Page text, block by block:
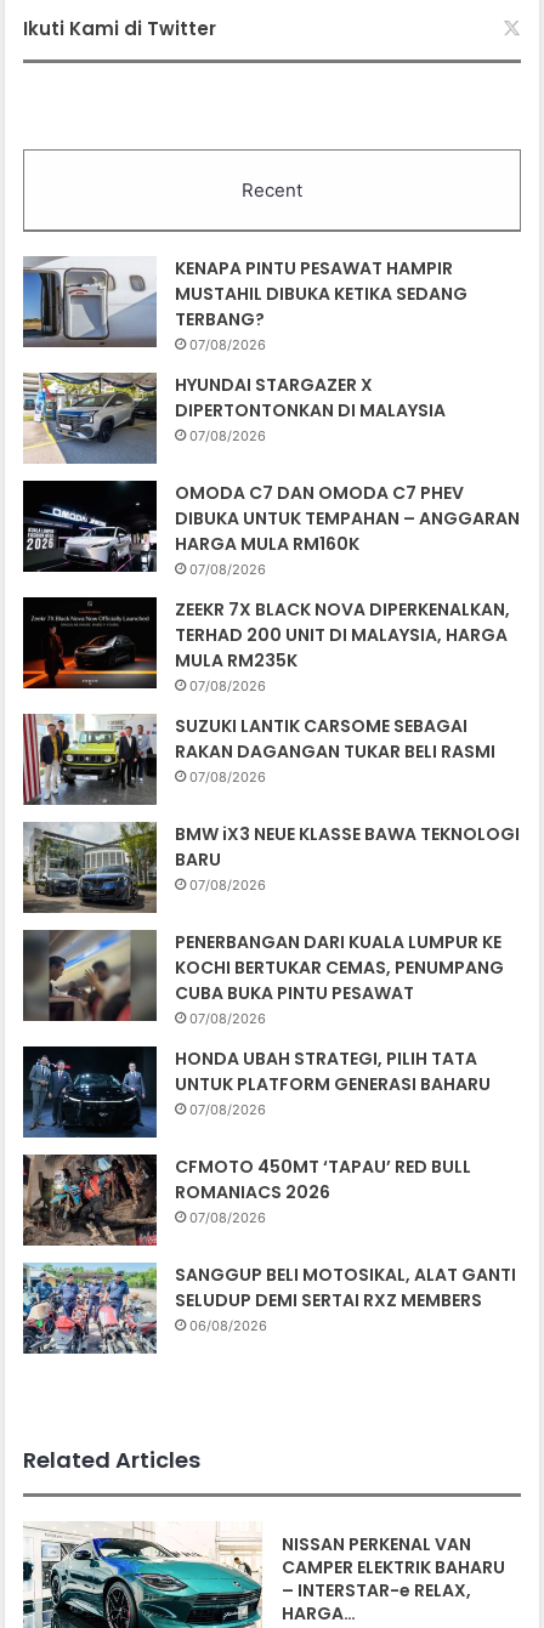
Ikuti Kami di Twitter
Recent
KENAPA PINTU PESAWAT HAMPIR
MUSTAHIL DIBUKA KETIKA SEDANG
TERBANG?
07/08/2026
HYUNDAI STARGAZER X
DIPERTONTONKAN DI MALAYSIA
07/08/2026
OMODA C7 DAN OMODA C7 PHEV
DIBUKA UNTUK TEMPAHAN – ANGGARAN
HARGA MULA RM160K
07/08/2026
ZEEKR 7X BLACK NOVA DIPERKENALKAN,
TERHAD 200 UNIT DI MALAYSIA, HARGA
MULA RM235K
07/08/2026
SUZUKI LANTIK CARSOME SEBAGAI
RAKAN DAGANGAN TUKAR BELI RASMI
07/08/2026
BMW iX3 NEUE KLASSE BAWA TEKNOLOGI
BARU
07/08/2026
PENERBANGAN DARI KUALA LUMPUR KE
KOCHI BERTUKAR CEMAS, PENUMPANG
CUBA BUKA PINTU PESAWAT
07/08/2026
HONDA UBAH STRATEGI, PILIH TATA
UNTUK PLATFORM GENERASI BAHARU
07/08/2026
CFMOTO 450MT ‘TAPAU’ RED BULL
ROMANIACS 2026
07/08/2026
SANGGUP BELI MOTOSIKAL, ALAT GANTI
SELUDUP DEMI SERTAI RXZ MEMBERS
06/08/2026
Related Articles
NISSAN PERKENAL VAN
CAMPER ELEKTRIK BAHARU
– INTERSTAR-e RELAX,
HARGA…